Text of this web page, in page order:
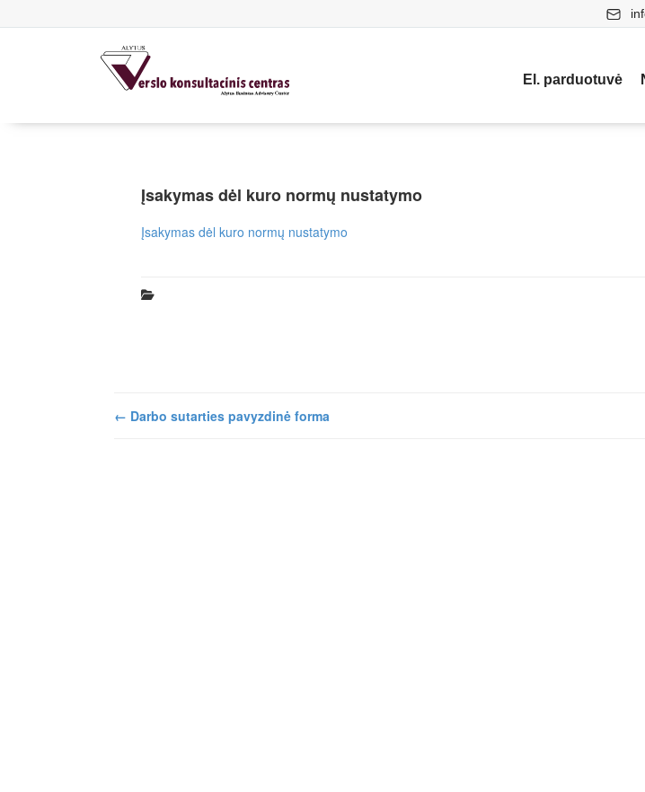
El. parduotuvė
Įsakymas dėl kuro normų nustatymo
Įsakymas dėl kuro normų nustatymo
← Darbo sutarties pavyzdinė forma